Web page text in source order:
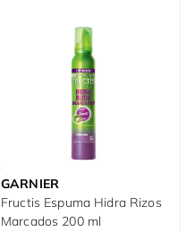
GARNIER
Fructis Espuma Hidra Rizos
Marcados 200 ml